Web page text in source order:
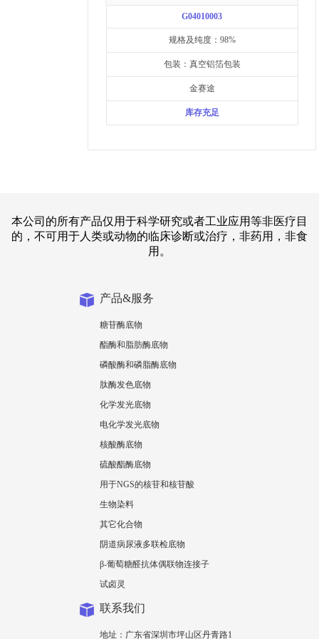
G04010003
规格及纯度：98%
包装：真空铝箔包装
金赛途
库存充足
本公司的所有产品仅用于科学研究或者工业应用等非医疗目
的，不可用于人类或动物的临床诊断或治疗，非药用，非食
用。
产品&服务
糖苷酶底物
酯酶和脂肪酶底物
磷酸酶和磷脂酶底物
肽酶发色底物
化学发光底物
电化学发光底物
核酸酶底物
硫酸酯酶底物
用于NGS的核苷和核苷酸
生物染料
其它化合物
阴道病尿液多联检底物
β-葡萄糖醛抗体偶联物连接子
试卤灵
联系我们
地址：广东省深圳市坪山区丹青路1